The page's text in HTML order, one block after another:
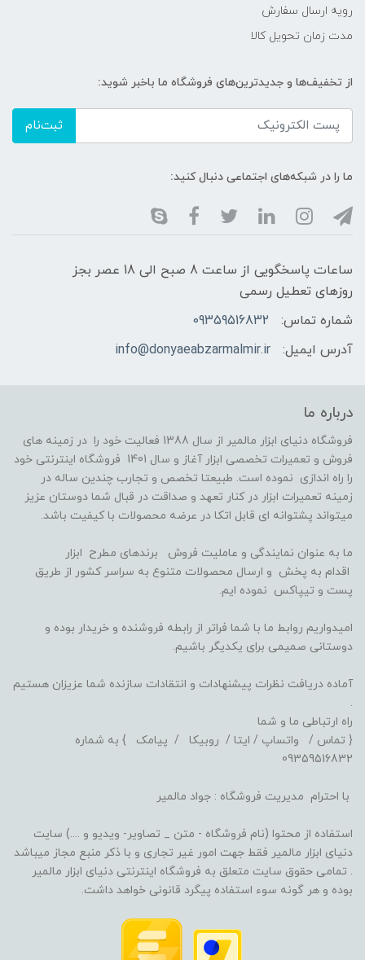
رویه ارسال سفارش
مدت زمان تحویل کالا
از تخفیف‌ها و جدیدترین‌های فروشگاه ما باخبر شوید:
ثبت‌نام
ما را در شبکه‌های اجتماعی دنبال کنید:
ساعات پاسخگویی از ساعت 8 صبح الی 18 عصر بجز
روزهای تعطیل رسمی
شماره تماس:
09359516832
آدرس ایمیل:
info@donyaeabzarmalmir.ir
درباره ما
فروشگاه دنیای ابزار مالمیر از سال 1388 فعالیت خود را در زمینه های
فروش و تعمیرات تخصصی ابزار آغاز و سال 1401 فروشگاه اینترنتی خود
را راه اندازی نموده است. طبیعتا تخصص و تجارب چندین ساله در
زمینه تعمیرات ابزار در کنار تعهد و صداقت در قبال شما دوستان عزیز
میتواند پشتوانه ای قابل اتکا در عرضه محصولات با کیفیت باشد.
ما به عنوان نمایندگی و عاملیت فروش برندهای مطرح ابزار
اقدام به پخش و ارسال محصولات متنوع به سراسر کشور از طریق
پست و تیپاکس نموده ایم.
امیدواریم روابط ما با شما فراتر از رابطه فروشنده و خریدار بوده و
دوستانی صمیمی برای یکدیگر باشیم.
آماده دریافت نظرات پیشنهادات و انتقادات سازنده شما عزیزان هستیم
.
راه ارتباطی ما و شما
{ تماس / واتساپ / ایتا / روبیکا / پیامک } به شماره
09359516832
با احترام مدیریت فروشگاه : جواد مالمیر
استفاده از محتوا (نام فروشگاه - متن _ تصاویر- ویدیو و ....) سایت
دنیای ابزار مالمیر فقط جهت امور غیر تجاری و با ذکر منبع مجاز میباشد
. تمامی حقوق سایت متعلق به فروشگاه اینترنتی دنیای ابزار مالمیر
بوده و هر گونه سوء استفاده پیگرد قانونی خواهد داشت.